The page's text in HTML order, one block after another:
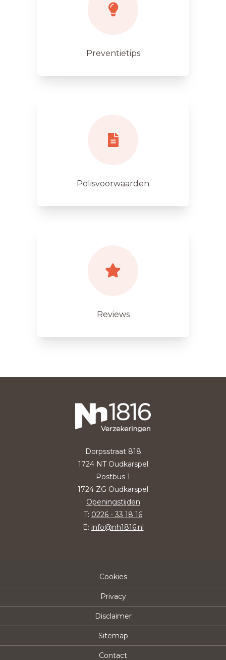
Preventietips
Polisvoorwaarden
Reviews
Dorpsstraat 818
1724 NT Oudkarspel
Postbus 1
1724 ZG Oudkarspel
Openingstijden
T: 0226 - 33 18 16
E: info@nh1816.nl
Cookies
Privacy
Disclaimer
Sitemap
Contact